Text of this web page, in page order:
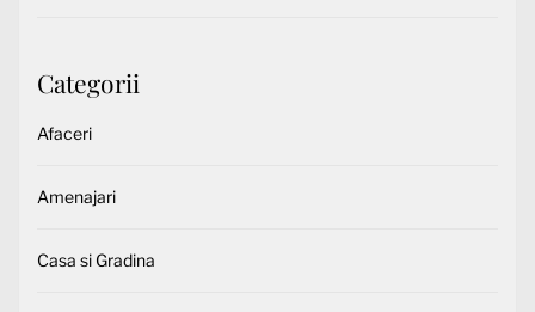
Categorii
Afaceri
Amenajari
Casa si Gradina